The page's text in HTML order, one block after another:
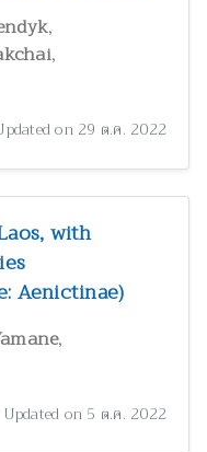
,
,
on 29 ต.ค. 2022
with
Aenictinae)
,
Updated on 5 ต.ค. 2022